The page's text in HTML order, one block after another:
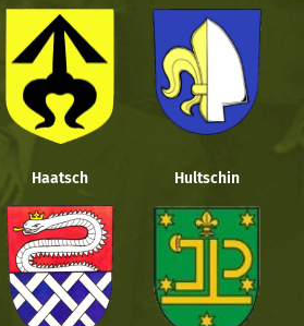
Haatsch Hultschin